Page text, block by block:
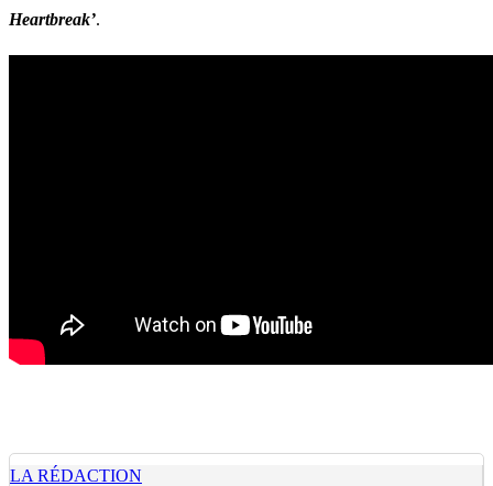
Heartbreak’.
LA RÉDACTION